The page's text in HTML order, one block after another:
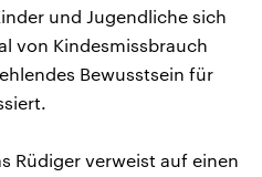
und Jugendliche sich
von Kindesmissbrauch
Bewusstsein für
Rüdiger verweist auf einen